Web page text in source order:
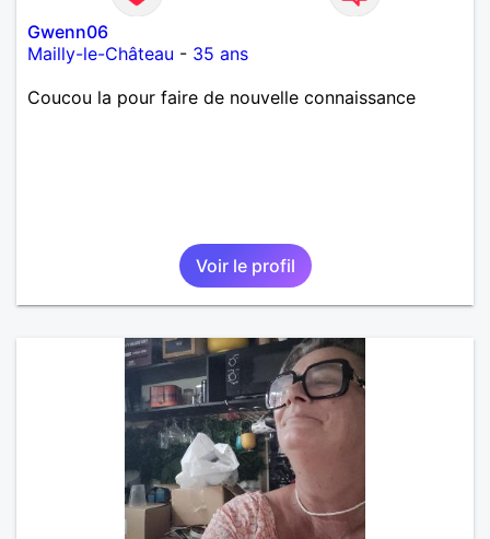
Gwenn06
Mailly-le-Château - 35 ans
Coucou la pour faire de nouvelle connaissance
Voir le profil